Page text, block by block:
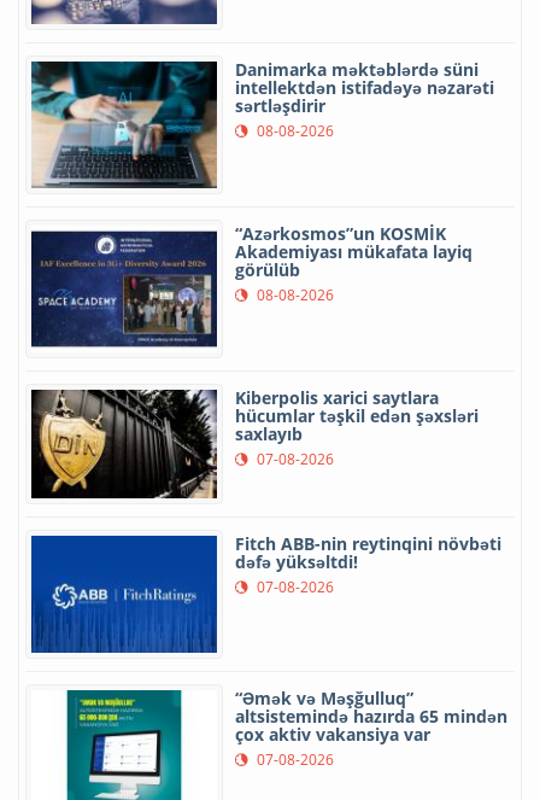
Danimarka məktəblərdə süni
intellektdən istifadəyə nəzarəti
sərtləşdirir
08-08-2026
“Azərkosmos”un KOSMİK
Akademiyası mükafata layiq
görülüb
08-08-2026
Kiberpolis xarici saytlara
hücumlar təşkil edən şəxsləri
saxlayıb
07-08-2026
Fitch ABB-nin reytinqini növbəti
dəfə yüksəltdi!
07-08-2026
“Əmək və Məşğulluq”
altsistemində hazırda 65 mindən
çox aktiv vakansiya var
07-08-2026